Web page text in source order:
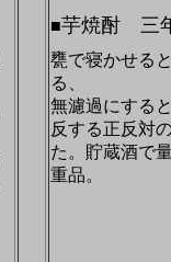
■芋焼酎 三
甕で寝かせる
る、
無濾過にする
反する正反対
た。貯蔵酒で
重品。